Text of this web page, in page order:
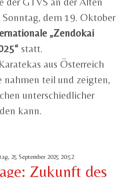
dem 19. Oktober
„Zendokai
statt.
aus Österreich
nahmen teil und zeigten,
unterschiedlicher
kann.
25 September 2025 20:52
Zukunft des